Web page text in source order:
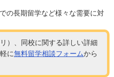
の長期留学など様々な需要に対
）、同校に関する詳しい詳細
に無料留学相談フォームから